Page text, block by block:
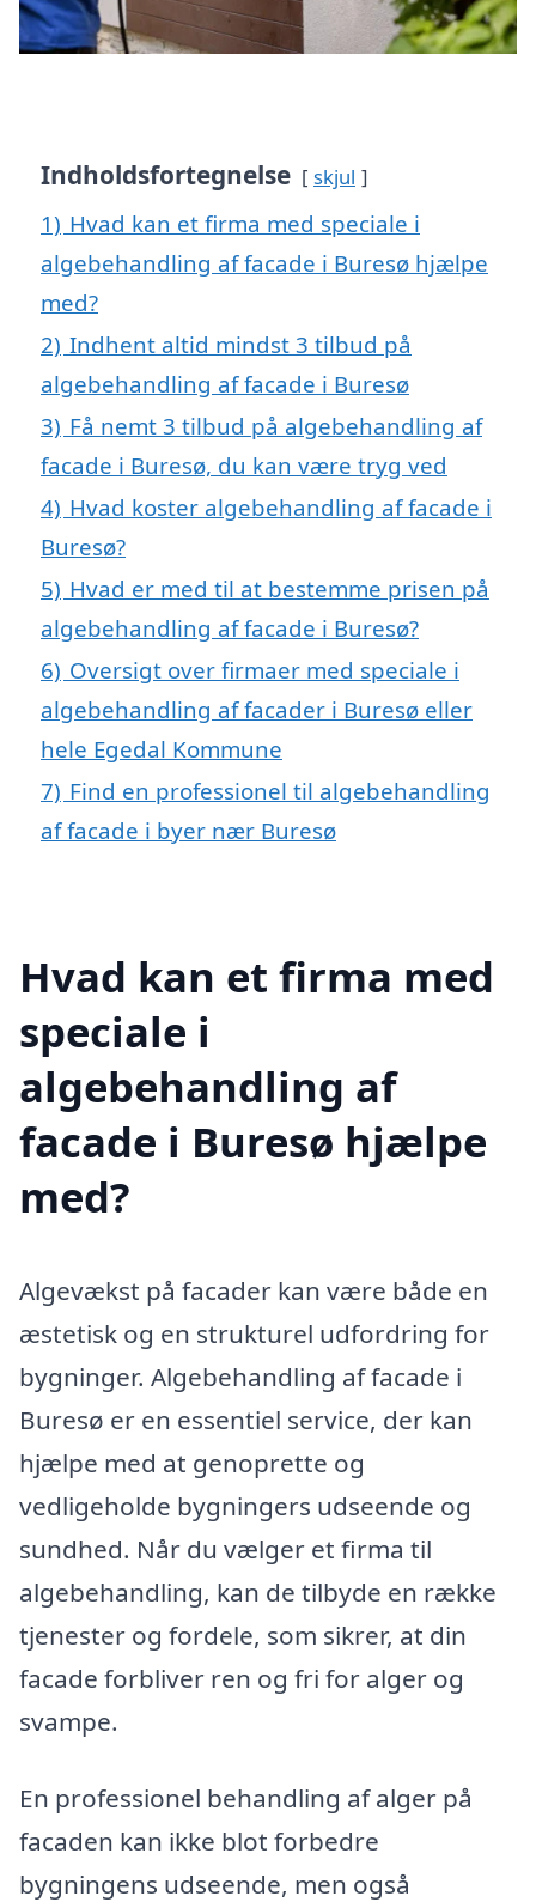
Indholdsfortegnelse skjul
1) Hvad kan et firma med speciale i
algebehandling af facade i Buresø hjælpe
med?
2) Indhent altid mindst 3 tilbud på
algebehandling af facade i Buresø
3) Få nemt 3 tilbud på algebehandling af
facade i Buresø, du kan være tryg ved
4) Hvad koster algebehandling af facade i
Buresø?
5) Hvad er med til at bestemme prisen på
algebehandling af facade i Buresø?
6) Oversigt over firmaer med speciale i
algebehandling af facader i Buresø eller
hele Egedal Kommune
7) Find en professionel til algebehandling
af facade i byer nær Buresø
Hvad kan et firma med
speciale i
algebehandling af
facade i Buresø hjælpe
med?
Algevækst på facader kan være både en
æstetisk og en strukturel udfordring for
bygninger. Algebehandling af facade i
Buresø er en essentiel service, der kan
hjælpe med at genoprette og
vedligeholde bygningers udseende og
sundhed. Når du vælger et firma til
algebehandling, kan de tilbyde en række
tjenester og fordele, som sikrer, at din
facade forbliver ren og fri for alger og
svampe.
En professionel behandling af alger på
facaden kan ikke blot forbedre
bygningens udseende, men også